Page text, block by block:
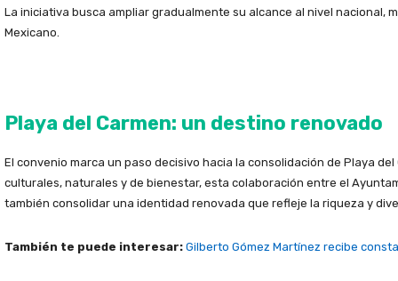
La iniciativa busca ampliar gradualmente su alcance al nivel nacional,
Mexicano.
Playa del Carmen: un destino renovado
El convenio marca un paso decisivo hacia la consolidación de Playa
culturales, naturales y de bienestar, esta colaboración entre el
también consolidar una identidad renovada que refleje la riqueza y
También te puede interesar: Gilberto Gómez Martínez recibe